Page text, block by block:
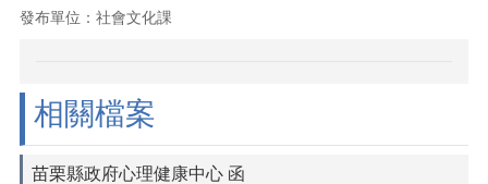
發布單位：社會文化課
相關檔案
苗栗縣政府心理健康中心 函